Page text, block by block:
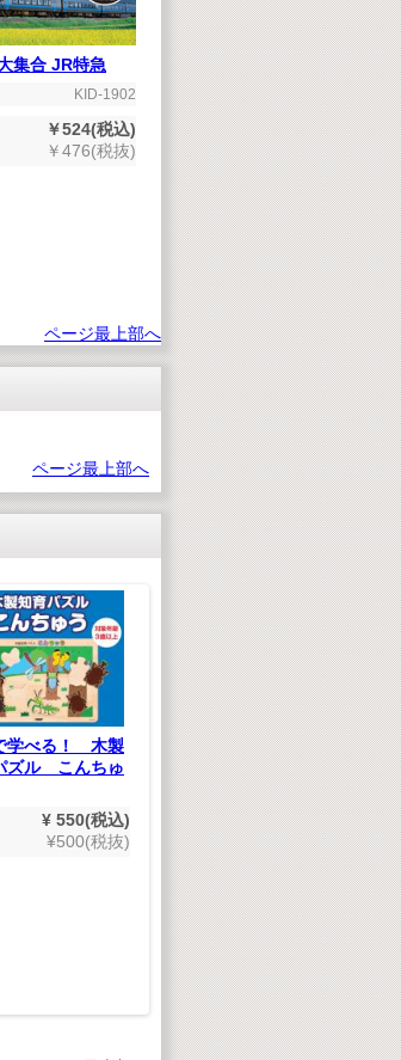
集合 JR特急
KID-1902
￥524(税込)
￥476(税抜)
ページ最上部へ
ページ最上部へ
学べる！ 木製
ズル こんちゅ
¥ 550(税込)
¥500(税抜)
たのしいえいごのうた
(デジタルリマスター
版）
¥ 1,980(税込)
¥1,800(税抜)